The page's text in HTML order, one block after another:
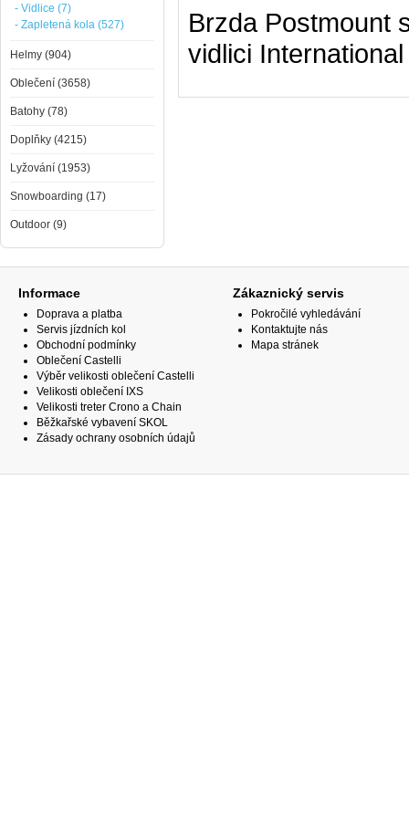
Brzda Postmount
vidlici
- Vidlice (7)
- Zapletená kola (527)
Helmy (904)
Oblečení (3658)
Batohy (78)
Doplňky (4215)
Lyžování (1953)
Snowboarding (17)
Outdoor (9)
Informace
Doprava a platba
Servis jízdních kol
Obchodní podmínky
Oblečení Castelli
Výběr velikosti oblečení Castelli
Velikosti oblečení IXS
Velikosti treter Crono a Chain
Běžkařské vybavení SKOL
Zásady ochrany osobních údajů
Zákaznický servis
Pokročilé vyhledávání
Kontaktujte nás
Mapa stránek